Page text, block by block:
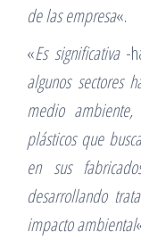
de las empresa«.
«Es significativa -
algunos sectores
medio
plásticos que
en sus
desarrollando
impacto ambiental